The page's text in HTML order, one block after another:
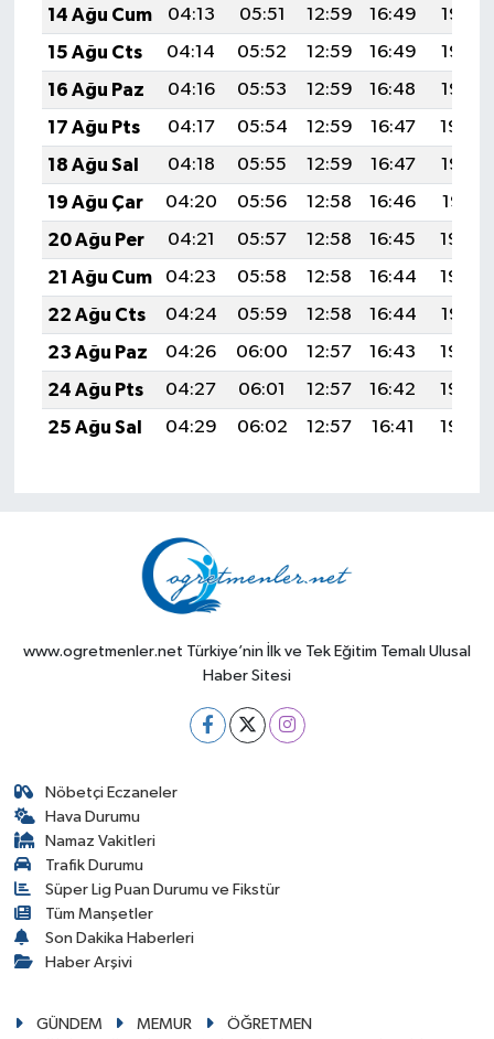
14 Ağu Cum
04:13 05:51 12:59 16:49
19:58
15 Ağu Cts
04:14 05:52 12:59 16:49
19:57
16 Ağu Paz
04:16 05:53 12:59 16:48
19:55
17 Ağu Pts
04:17 05:54 12:59 16:47
19:54
18 Ağu Sal
04:18 05:55 12:59 16:47
19:52
19 Ağu Çar
04:20 05:56 12:58 16:46
19:51
20 Ağu Per
04:21 05:57 12:58 16:45
19:50
21 Ağu Cum
04:23 05:58 12:58 16:44
19:48
22 Ağu Cts
04:24 05:59 12:58 16:44
19:47
23 Ağu Paz
04:26 06:00 12:57 16:43
19:45
24 Ağu Pts
04:27 06:01 12:57 16:42
19:43
25 Ağu Sal
04:29 06:02 12:57 16:41 19:42
www.ogretmenler.net Türkiye’nin İlk ve Tek Eğitim Temalı Ulusal
Haber Sitesi
Nöbetçi Eczaneler
Hava Durumu
Namaz Vakitleri
Trafik Durumu
Süper Lig Puan Durumu ve Fikstür
Tüm Manşetler
Son Dakika Haberleri
Haber Arşivi
GÜNDEM MEMUR
ÖĞRETMEN